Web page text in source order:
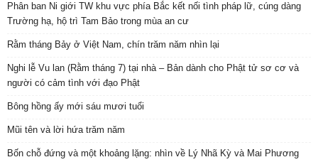
Phân ban Ni giới TW khu vực phía Bắc kết nối tình pháp lữ, cúng dàng
Trường hạ, hộ trì Tam Bảo trong mùa an cư
Rằm tháng Bảy ở Việt Nam, chín trăm năm nhìn lại
Nghi lễ Vu lan (Rằm tháng 7) tại nhà – Bản dành cho Phật tử sơ cơ và
người có cảm tình với đạo Phật
Bông hồng ấy mới sáu mươi tuổi
Mũi tên và lời hứa trăm năm
Bốn chỗ đứng và một khoảng lặng: nhìn về Lý Nhã Kỳ và Mai Phương